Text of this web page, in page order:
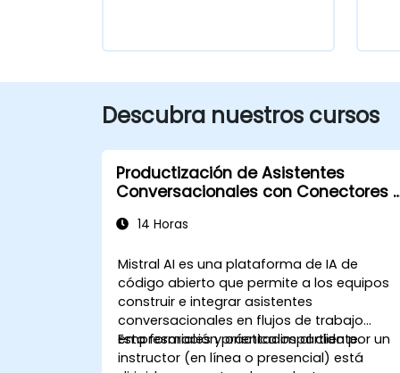
Descubra nuestros cursos
Productización de Asistentes
Conversacionales con Conectores
14 Horas
Mistral AI es una plataforma de IA de
código abierto que permite a los equipos
construir e integrar asistentes
conversacionales en flujos de trabajo
empresariales y orientados al cliente.
Esta formación práctica impartida por un
instructor (en línea o presencial) está